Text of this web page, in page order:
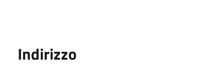
Indirizzo